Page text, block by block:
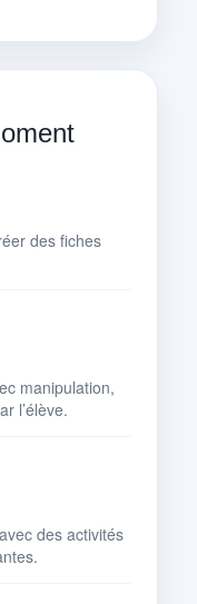
des fiches
manipulation,
l’élève.
des activités